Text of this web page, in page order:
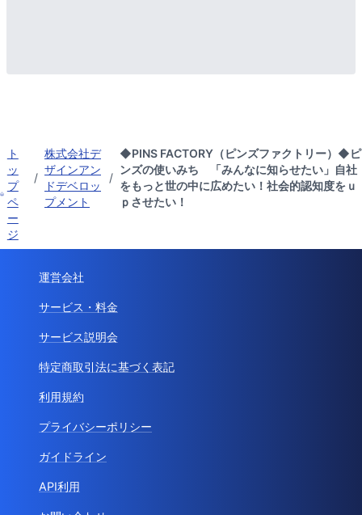
ト
ッ
プ
ペ
ー
ジ
/
株式会社デ
ザインアン
ドデベロッ
プメント
/
◆PINS FACTORY（ピンズファクトリー）◆ピ
ンズの使いみち 「みんなに知らせたい」自社
をもっと世の中に広めたい！社会的認知度をｕ
ｐさせたい！
運営会社
サービス・料金
サービス説明会
特定商取引法に基づく表記
利用規約
プライバシーポリシー
ガイドライン
API利用